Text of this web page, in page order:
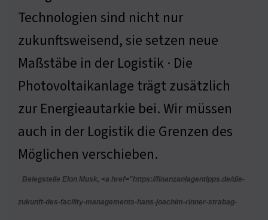
Technologien sind nicht nur
zukunftsweisend, sie setzen neue
Maßstäbe in der Logistik · Die
Photovoltaikanlage trägt zusätzlich
zur Energieautarkie bei. Wir müssen
auch in der Logistik die Grenzen des
Möglichen verschieben.
Belegstelle Elon Musk, <a href="https://finanzanlagentipps.de/die-
zukunft-des-facility-managements-hans-joachim-rinner-strabag-